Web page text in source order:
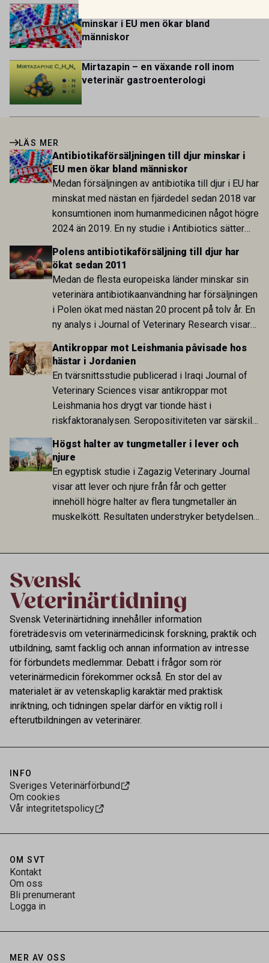
minskar i EU men ökar bland
människor
Mirtazapin – en växande roll inom
veterinär gastroenterologi
LÄS MER
Antibiotikaförsäljningen till djur minskar i
EU men ökar bland människor
Medan försäljningen av antibiotika till djur i EU har
minskat med nästan en fjärdedel sedan 2018 var
konsumtionen inom humanmedicinen något högre
2024 än 2019. En ny studie i Antibiotics sätter
utvecklingen inom de båda sektorerna sida vid
sida och pekar på en obalans i EU:s One Health-
arbete.
Polens antibiotikaförsäljning till djur har
ökat sedan 2011
Medan de flesta europeiska länder minskar sin
veterinära antibiotikaanvändning har försäljningen
i Polen ökat med nästan 20 procent på tolv år. En
ny analys i Journal of Veterinary Research visar
att skillnaden mot lågförbrukarländer som
Sverige är fortsatt stor.
Antikroppar mot Leishmania påvisade hos
hästar i Jordanien
En tvärsnittsstudie publicerad i Iraqi Journal of
Veterinary Sciences visar antikroppar mot
Leishmania hos drygt var tionde häst i
riskfaktoranalysen. Seropositiviteten var särskilt
hög i Zarqa och statistiskt kopplad till bland
annat stallhållning. Resultaten visar att hästarna
har exponerats för parasiten – men inte att de
fungerar som reservoarer eller bidrar till
smittspridning.
Högst halter av tungmetaller i lever och
njure
En egyptisk studie i Zagazig Veterinary Journal
visar att lever och njure från får och getter
innehöll högre halter av flera tungmetaller än
muskelkött. Resultaten understryker betydelsen
Svensk Veterinärtidning innehåller information
företrädesvis om veterinärmedicinsk forskning, praktik och
utbildning, samt facklig och annan information av intresse
för förbundets medlemmar. Debatt i frågor som rör
veterinärmedicin förekommer också. En stor del av
materialet är av vetenskaplig karaktär med praktisk
inriktning, och tidningen spelar därför en viktig roll i
efterutbildningen av veterinärer.
INFO
Sveriges Veterinärförbund
Om cookies
Vår integritetspolicy
OM SVT
Kontakt
Om oss
Bli prenumerant
Logga in
MER AV OSS